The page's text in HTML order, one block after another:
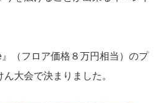
（フロア価格８万円相当）のプ
大会で決まりました。